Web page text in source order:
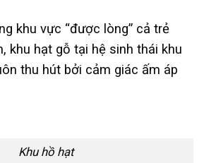
khu vực “được lòng” cả trẻ
khu hạt gỗ tại hệ sinh thái khu
thu hút bởi cảm giác ấm áp
Khu hồ hạt